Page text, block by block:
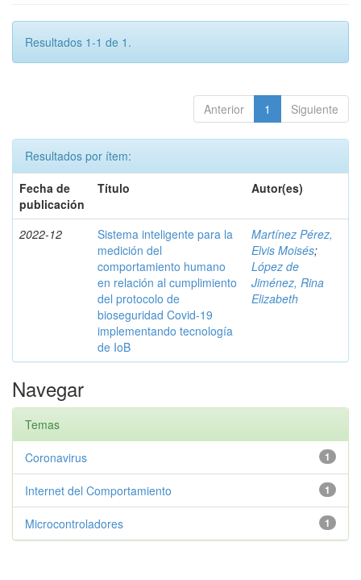
Resultados 1-1 de 1.
Anterior 1 Siguiente
Resultados por ítem:
Fecha de
publicación
Título Autor(es)
2022-12
Sistema inteligente para la
medición del
comportamiento humano
en relación al cumplimiento
del protocolo de
bioseguridad Covid-19
implementando tecnología
de IoB
Martínez Pérez,
Elvis Moisés;
López de
Jiménez, Rina
Elizabeth
Navegar
Temas
1
Coronavirus
1
Internet del Comportamiento
1
Microcontroladores